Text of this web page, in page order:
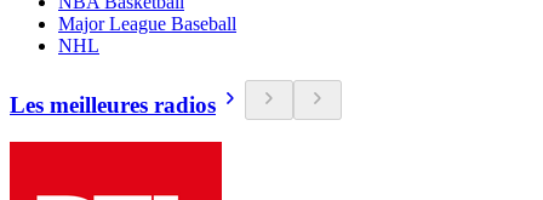
Major League Baseball
NHL
Les meilleures radios